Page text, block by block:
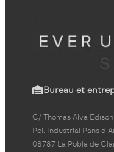
Bureau et
C/ Thomas Alva
Pol. Industrial Pans
08787 La Pobla de